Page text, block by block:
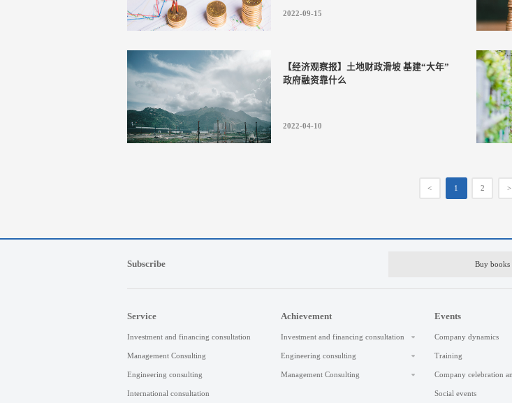
2022-09-15
【经济观察报】土地财政滑坡 基建“大年”
政府融资靠什么
2022-04-10
< 1 2 >
Subscribe Buy books
Service
Investment and financing consultation
Management Consulting
Engineering consulting
International consultation
Achievement
Investment and financing consultation
Engineering consulting
Management Consulting
Events
Company dynamics
Training
Social events